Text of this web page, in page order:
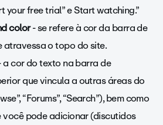
your free trial” e Start watching.”
color- se refere à cor da barra de
o topo do site.
a cor do texto na barra de
que vincula a outras áreas do
“Forums”, “Search”), bem como
você pode adicionar (discutidos